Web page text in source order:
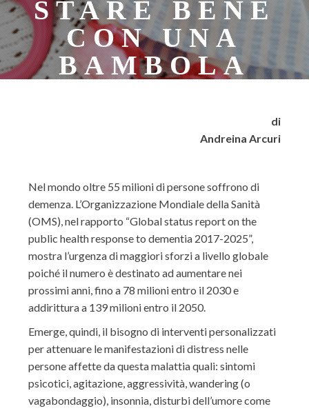
STARE BENE
CON UNA
BAMBOLA
di
Andreina Arcuri
Nel mondo oltre 55 milioni di persone soffrono di
demenza. L’Organizzazione Mondiale della Sanità
(OMS), nel rapporto “Global status report on the
public health response to dementia 2017-2025”,
mostra l’urgenza di maggiori sforzi a livello globale
poiché il numero è destinato ad aumentare nei
prossimi anni, fino a 78 milioni entro il 2030 e
addirittura a 139 milioni entro il 2050.
Emerge, quindi, il bisogno di interventi personalizzati
per attenuare le manifestazioni di distress nelle
persone affette da questa malattia quali: sintomi
psicotici, agitazione, aggressività, wandering (o
vagabondaggio), insonnia, disturbi dell’umore come